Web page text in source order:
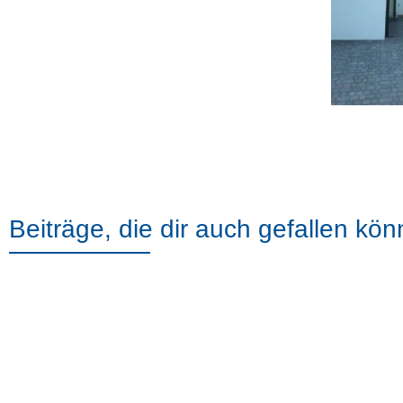
Beiträge, die dir auch gefallen